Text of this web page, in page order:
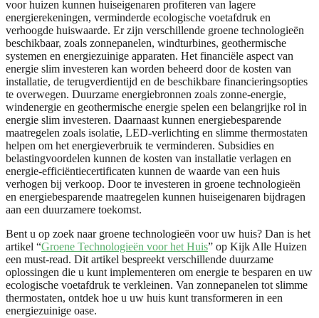
voor huizen kunnen huiseigenaren profiteren van lagere
energierekeningen, verminderde ecologische voetafdruk en
verhoogde huiswaarde. Er zijn verschillende groene technologieën
beschikbaar, zoals zonnepanelen, windturbines, geothermische
systemen en energiezuinige apparaten. Het financiële aspect van
energie slim investeren kan worden beheerd door de kosten van
installatie, de terugverdientijd en de beschikbare financieringsopties
te overwegen. Duurzame energiebronnen zoals zonne-energie,
windenergie en geothermische energie spelen een belangrijke rol in
energie slim investeren. Daarnaast kunnen energiebesparende
maatregelen zoals isolatie, LED-verlichting en slimme thermostaten
helpen om het energieverbruik te verminderen. Subsidies en
belastingvoordelen kunnen de kosten van installatie verlagen en
energie-efficiëntiecertificaten kunnen de waarde van een huis
verhogen bij verkoop. Door te investeren in groene technologieën
en energiebesparende maatregelen kunnen huiseigenaren bijdragen
aan een duurzamere toekomst.
Bent u op zoek naar groene technologieën voor uw huis? Dan is het
artikel “Groene Technologieën voor het Huis” op Kijk Alle Huizen
een must-read. Dit artikel bespreekt verschillende duurzame
oplossingen die u kunt implementeren om energie te besparen en uw
ecologische voetafdruk te verkleinen. Van zonnepanelen tot slimme
thermostaten, ontdek hoe u uw huis kunt transformeren in een
energiezuinige oase.